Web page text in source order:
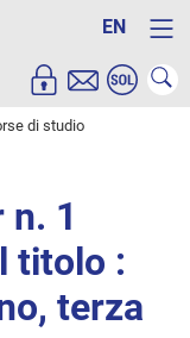
EN
di studio
n. 1
titolo :
terza